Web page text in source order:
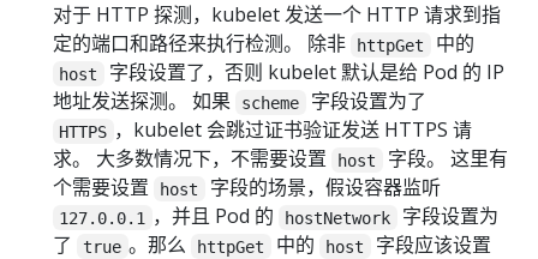
对于 HTTP 探测，kubelet 发送一个 HTTP 请求到指
定的端口和路径来执行检测。 除非
httpGet 中的
host
字段设置了，否则 kubelet 默认是给 Pod 的 IP
地址发送探测。 如果
scheme 字段设置为了
HTTPS ，kubelet 会跳过证书验证发送 HTTPS 请
求。 大多数情况下，不需要设置
host
字段。 这里有
个需要设置
host 字段的场景，假设容器监听
127.0.0.1 ，并且 Pod 的 hostNetwork
字段设置为
了
true 。那么 httpGet 中的 host 字段应该设置